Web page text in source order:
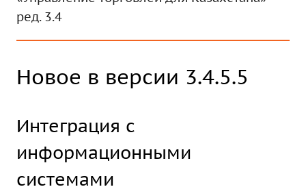
ред. 3.4
Новое в версии 3.4.5.5
Интеграция с
информационными
системами